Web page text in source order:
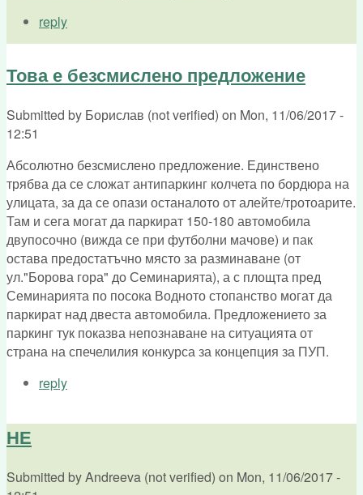
reply
Това е безсмислено предложение
Submitted by Борислав (not verified) on Mon, 11/06/2017 -
12:51
Абсолютно безсмислено предложение. Единствено
трябва да се сложат антипаркинг колчета по бордюра на
улицата, за да се опази останалото от алейте/тротоарите.
Там и сега могат да паркират 150-180 автомобила
двупосочно (вижда се при футболни мачове) и пак
остава предостатъчно място за разминаване (от
ул."Борова гора" до Семинарията), а с площта пред
Семинарията по посока Водното стопанство могат да
паркират над двеста автомобила. Предложението за
паркинг тук показва непознаване на ситуацията от
страна на спечелилия конкурса за концепция за ПУП.
reply
НЕ
Submitted byAndreeva (not verified) on Mon, 11/06/2017 -